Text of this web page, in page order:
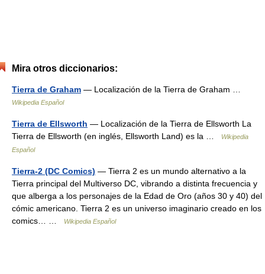
Mira otros diccionarios:
Tierra de Graham — Localización de la Tierra de Graham …
Wikipedia Español
Tierra de Ellsworth — Localización de la Tierra de Ellsworth La
Tierra de Ellsworth (en inglés, Ellsworth Land) es la …
Wikipedia
Español
Tierra-2 (DC Comics) — Tierra 2 es un mundo alternativo a la
Tierra principal del Multiverso DC, vibrando a distinta frecuencia y
que alberga a los personajes de la Edad de Oro (años 30 y 40) del
cómic americano. Tierra 2 es un universo imaginario creado en los
comics… …
Wikipedia Español